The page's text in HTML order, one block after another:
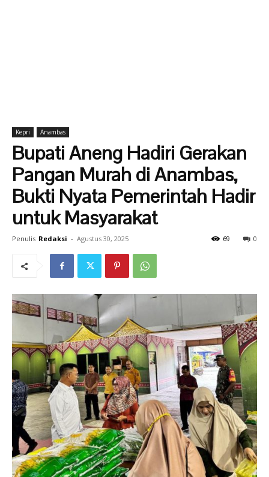
Kepri Anambas
Bupati Aneng Hadiri Gerakan
Pangan Murah di Anambas,
Bukti Nyata Pemerintah Hadir
untuk Masyarakat
Penulis Redaksi - Agustus 30, 2025 0
69